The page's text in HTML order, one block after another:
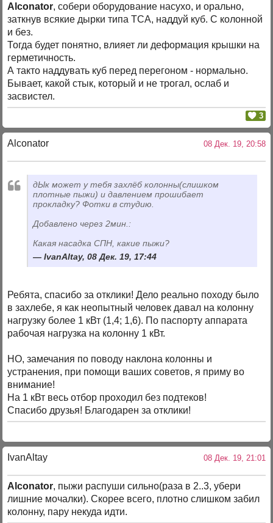
Alconator, собери оборудование насухо, и орально,
заткнув всякие дырки типа ТСА, наддуй куб. С колонной
и без.
Тогда будет понятно, влияет ли деформация крышки на
герметичность.
А такто наддувать куб перед перегоном - нормально.
Бывает, какой стык, который и не трогал, ослаб и
засвистел.
3
Alconator 08 Дек. 19, 20:58
дЫк может у тебя захлёб колонны(слишком
плотные пыжи) и давлением прошибает
прокладку? Фотки в студию.
Добавлено через 2мин.:
Какая насадка СПН, какие пыжи?
IvanAltay, 08 Дек. 19, 17:44
Ребята, спасибо за отклики! Дело реально походу было
в захлебе, я как неопытный человек давал на колонну
нагрузку более 1 кВт (1,4; 1,6). По паспорту аппарата
рабочая нагрузка на колонну 1 кВт.
НО, замечания по поводу наклона колонны и
устранения, при помощи ваших советов, я приму во
внимание!
На 1 кВт весь отбор проходил без подтеков!
Спасибо друзья! Благодарен за отклики!
IvanAltay 08 Дек. 19, 21:01
Alconator, пыжи распуши сильно(раза в 2..3, убери
лишние мочалки). Скорее всего, плотно слишком забил
колонну, пару некуда идти.